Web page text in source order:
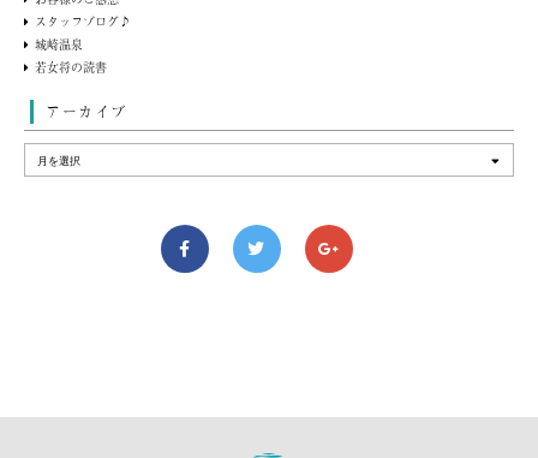
スタッフブログ♪
城崎温泉
若女将の読書
アーカイブ